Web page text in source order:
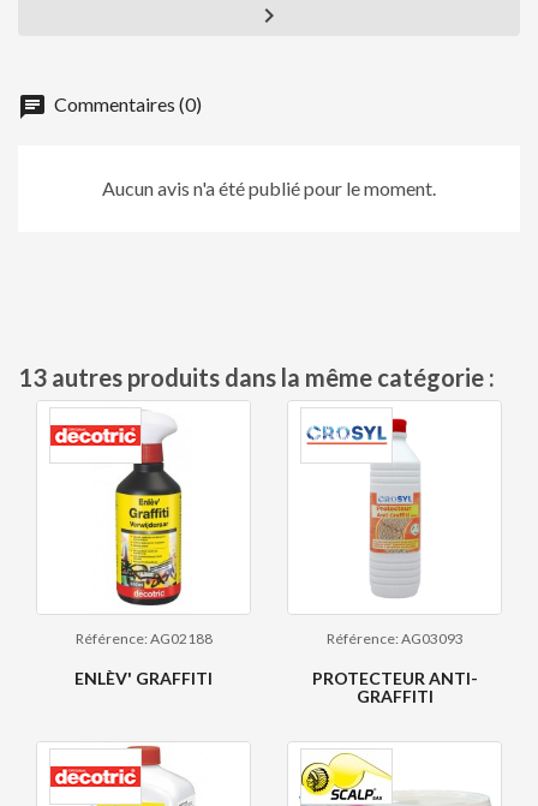

chat Commentaires (0)
Aucun avis n'a été publié pour le moment.
13 autres produits dans la même catégorie :
Référence: AG02188
ENLÈV' GRAFFITI
Référence: AG03093
PROTECTEUR ANTI-
GRAFFITI